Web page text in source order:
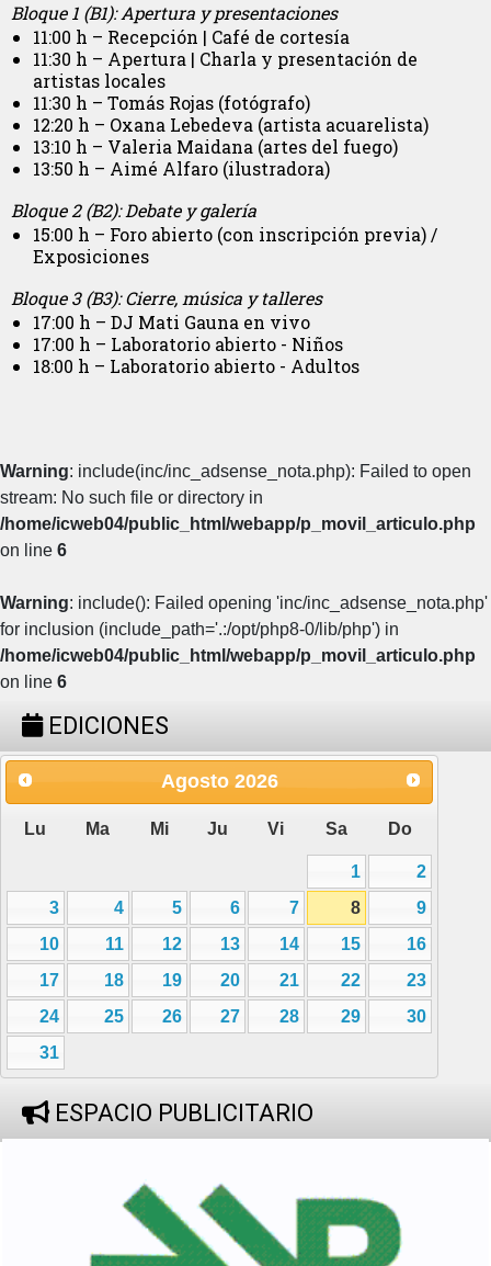
Bloque 1 (B1): Apertura y presentaciones
11:00 h – Recepción | Café de cortesía
11:30 h – Apertura | Charla y presentación de
artistas locales
11:30 h – Tomás Rojas (fotógrafo)
12:20 h – Oxana Lebedeva (artista acuarelista)
13:10 h – Valeria Maidana (artes del fuego)
13:50 h – Aimé Alfaro (ilustradora)
Bloque 2 (B2): Debate y galería
15:00 h – Foro abierto (con inscripción previa) /
Exposiciones
Bloque 3 (B3): Cierre, música y talleres
17:00 h – DJ Mati Gauna en vivo
17:00 h – Laboratorio abierto - Niños
18:00 h – Laboratorio abierto - Adultos
Warning: include(inc/inc_adsense_nota.php): Failed to open
stream: No such file or directory in
/home/icweb04/public_html/webapp/p_movil_articulo.php
on line 6
Warning: include(): Failed opening 'inc/inc_adsense_nota.php'
for inclusion (include_path='.:/opt/php8-0/lib/php') in
/home/icweb04/public_html/webapp/p_movil_articulo.php
on line 6
EDICIONES
Agosto 2026
Lu Ma Mi Ju Vi Sa Do
1
2
3
4 5 6 7 8
9
10
11 12 13 14 15
16
17
18 19 20 21 22
23
24
25 26 27 28 29
30
31
ESPACIO PUBLICITARIO